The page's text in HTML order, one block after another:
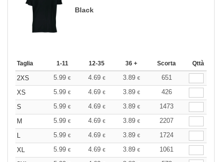
Black
Taglia 1-11 12-35 36 + Scorta Qttà
2XS 5.99 € 4.69 € 3.89 €
651
XS
5.99 € 4.69 € 3.89 €
426
S
5.99 € 4.69 € 3.89 €
1473
M
5.99 € 4.69 € 3.89 €
2207
L
5.99 € 4.69 € 3.89 €
1724
XL
5.99 € 4.69 € 3.89 €
1061